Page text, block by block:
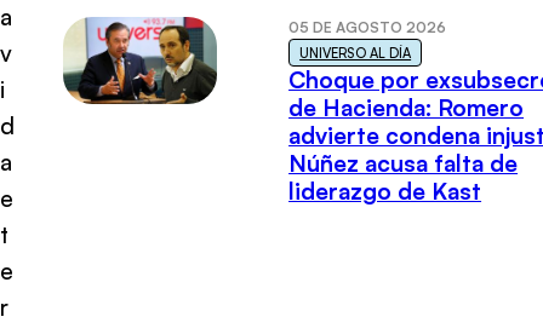
a
v
i
d
a
e
t
e
r
05 DE AGOSTO 2026
UNIVERSO AL DÍA
Choque por
de Hacienda: Romero
advierte condena
Núñez acusa falta de
liderazgo de Kast